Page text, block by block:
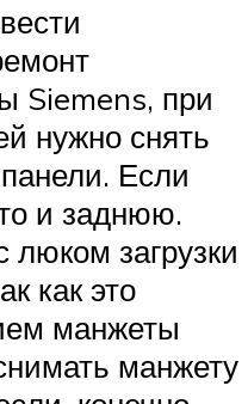
Siemens, при
нужно снять
Если
и заднюю.
загрузки
как это
манжеты
манжету